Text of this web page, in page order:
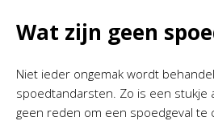
Wat zijn geen
Niet ieder ongemak wordt
spoedtandarsten. Zo is een stukje
geen reden om een spoedgeval te